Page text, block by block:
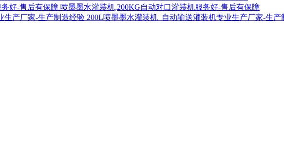
喷墨墨水灌装机,200KG自动对口灌装机服务好-售后有保障
200L喷墨墨水灌装机_自动输送灌装机专业生产厂家-生产